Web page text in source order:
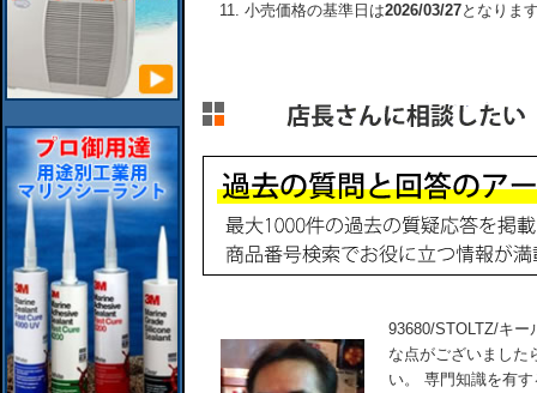
小売価格の基準日は2026/03/27となりま
93680/STOLTZ/キー
な点がございました
い。 専門知識を有